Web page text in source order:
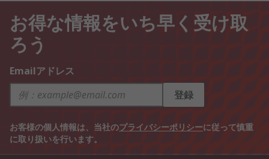
お得な情報をいち早く受け取
ろう
Emailアドレス
登録
お客様の個人情報は、当社のプライバシーポリシーに従って慎重
に取り扱いを行います。